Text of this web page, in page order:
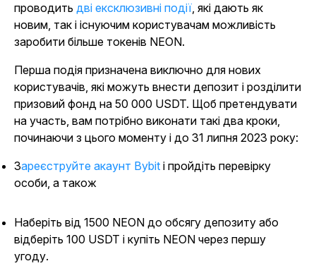
проводить дві ексклюзивні події, які дають як
новим, так і існуючим користувачам можливість
заробити більше токенів NEON.
Перша подія призначена виключно для нових
користувачів, які можуть внести депозит і розділити
призовий фонд на 50 000 USDT. Щоб претендувати
на участь, вам потрібно виконати такі два кроки,
починаючи з цього моменту і до 31 липня 2023 року:
Зареєструйте акаунт Bybit і пройдіть перевірку
особи, а також
Наберіть від 1500 NEON до обсягу депозиту або
відберіть 100 USDT і купіть NEON через першу
угоду.